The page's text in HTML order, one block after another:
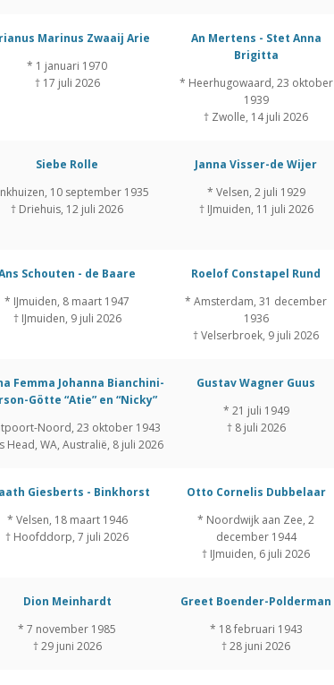
Marinus Zwaaij Arie
* 1 januari 1970
† 17 juli 2026
An Mertens - Stet Anna
Brigitta
* Heerhugowaard, 23 oktober
1939
† Zwolle, 14 juli 2026
Siebe Rolle
10 september 1935
† Driehuis, 12 juli 2026
Janna Visser-de Wijer
* Velsen, 2 juli 1929
† IJmuiden, 11 juli 2026
Schouten - de Baare
* IJmuiden, 8 maart 1947
† IJmuiden, 9 juli 2026
Roelof Constapel Rund
* Amsterdam, 31 december
1936
† Velserbroek, 9 juli 2026
Femma Johanna Bianchini-
Götte “Atie” en “Nicky”
Noord, 23 oktober 1943
Head, WA, Australië, 8 juli 2026
Gustav Wagner Guus
* 21 juli 1949
† 8 juli 2026
Giesberts - Binkhorst
* Velsen, 18 maart 1946
† Hoofddorp, 7 juli 2026
Otto Cornelis Dubbelaar
* Noordwijk aan Zee, 2
december 1944
† IJmuiden, 6 juli 2026
Dion Meinhardt
* 7 november 1985
† 29 juni 2026
Greet Boender-Polderman
* 18 februari 1943
† 28 juni 2026